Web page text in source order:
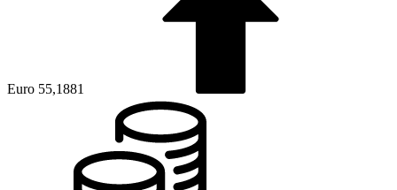
Euro 55,1881